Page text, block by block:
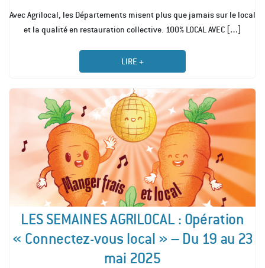
Avec Agrilocal, les Départements misent plus que jamais sur le local
et la qualité en restauration collective. 100% LOCAL AVEC […]
LIRE +
LES SEMAINES AGRILOCAL : Opération
« Connectez-vous local » – Du 19 au 23
mai 2025